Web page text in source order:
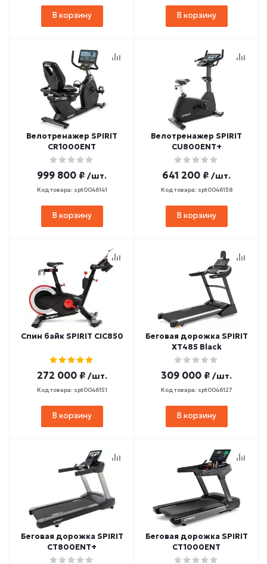
В корзину В корзину
Велотренажер SPIRIT
CR1000ENT
999 800 ₽ /шт.
Код товара: spt0046141
В корзину
Велотренажер SPIRIT
CU800ENT+
641 200 ₽ /шт.
Код товара: spt0046138
В корзину
Спин байк SPIRIT CIC850
272 000 ₽ /шт.
Код товара: spt0046151
В корзину
Беговая дорожка SPIRIT
XT485 Black
309 000 ₽ /шт.
Код товара: spt0046127
В корзину
Беговая дорожка SPIRIT
CT800ENT+
Беговая дорожка SPIRIT
CT1000ENT